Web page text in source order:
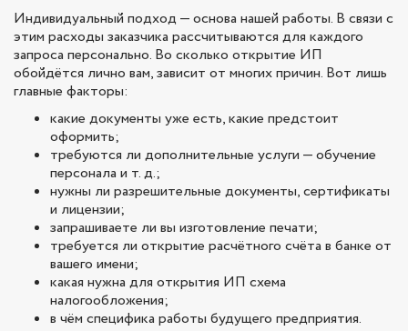
Индивидуальный подход — основа нашей работы. В связи с
этим расходы заказчика рассчитываются для каждого
запроса персонально. Во сколько открытие ИП
обойдётся лично вам, зависит от многих причин. Вот лишь
главные факторы:
какие документы уже есть, какие предстоит
оформить;
требуются ли дополнительные услуги — обучение
персонала и т. д.;
нужны ли разрешительные документы, сертификаты
и лицензии;
запрашиваете ли вы изготовление печати;
требуется ли открытие расчётного счёта в банке от
вашего имени;
какая нужна для открытия ИП схема
налогообложения;
в чём специфика работы будущего предприятия.